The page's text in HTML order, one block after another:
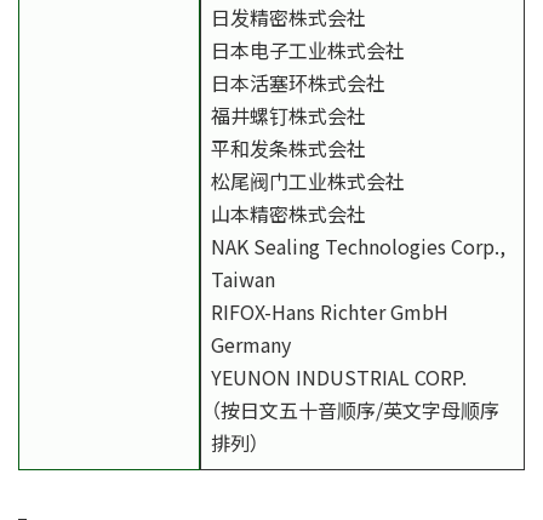
日发精密株式会社
日本电子工业株式会社
日本活塞环株式会社
福井螺钉株式会社
平和发条株式会社
松尾阀门工业株式会社
山本精密株式会社
NAK Sealing Technologies Corp.,
Taiwan
RIFOX-Hans Richter GmbH
Germany
YEUNON INDUSTRIAL CORP.
（按日文五十音顺序/英文字母顺序
排列）